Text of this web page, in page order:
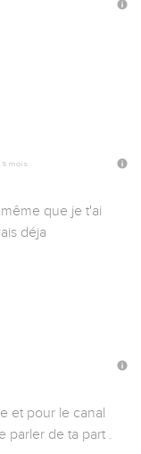
5 mois
que je t'ai
déja
et pour le canal
parler de ta part .